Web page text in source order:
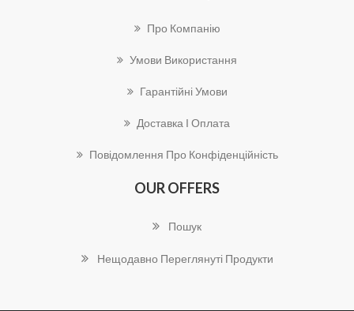
Про Компанію
Умови Використання
Гарантійні Умови
Доставка І Оплата
Повідомлення Про Конфіденційність
OUR OFFERS
Пошук
Нещодавно Переглянуті Продукти